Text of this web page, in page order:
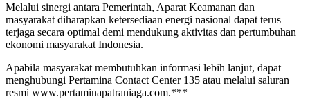
Melalui sinergi antara Pemerintah, Aparat Keamanan dan
masyarakat diharapkan ketersediaan energi nasional dapat terus
terjaga secara optimal demi mendukung aktivitas dan pertumbuhan
ekonomi masyarakat Indonesia.
Apabila masyarakat membutuhkan informasi lebih lanjut, dapat
menghubungi Pertamina Contact Center 135 atau melalui saluran
resmi www.pertaminapatraniaga.com.***